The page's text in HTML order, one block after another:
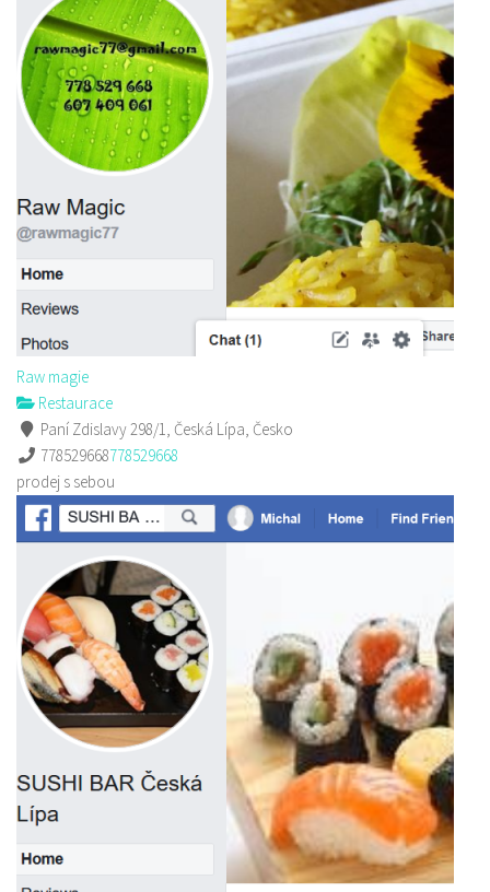
Raw magie
Restaurace
Paní Zdislavy 298/1, Česká Lípa, Česko
778529668778529668
prodej s sebou